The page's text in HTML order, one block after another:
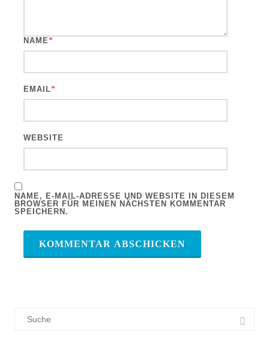
NAME*
EMAIL*
WEBSITE
NAME, E-MAIL-ADRESSE UND WEBSITE IN DIESEM
BROWSER FÜR MEINEN NÄCHSTEN KOMMENTAR
SPEICHERN.